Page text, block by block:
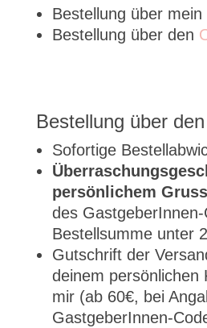
Bestellung über mein
Bestellung über den
Bestellung über den
Sofortige
persönlichem Gruss
des GastgeberInnen-
Bestellsumme unter
Gutschrift der
deinem persönlichen
mir (ab 60€, bei
GastgeberInnen-